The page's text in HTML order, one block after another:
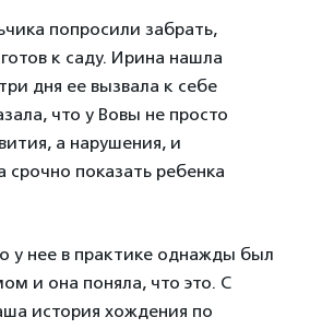
попросили забрать,
к саду. Ирина нашла
дня ее вызвала к себе
что у Вовы не просто
а нарушения, и
срочно показать ребенка
у нее в практике однажды был
и она поняла, что это. С
история хождения по